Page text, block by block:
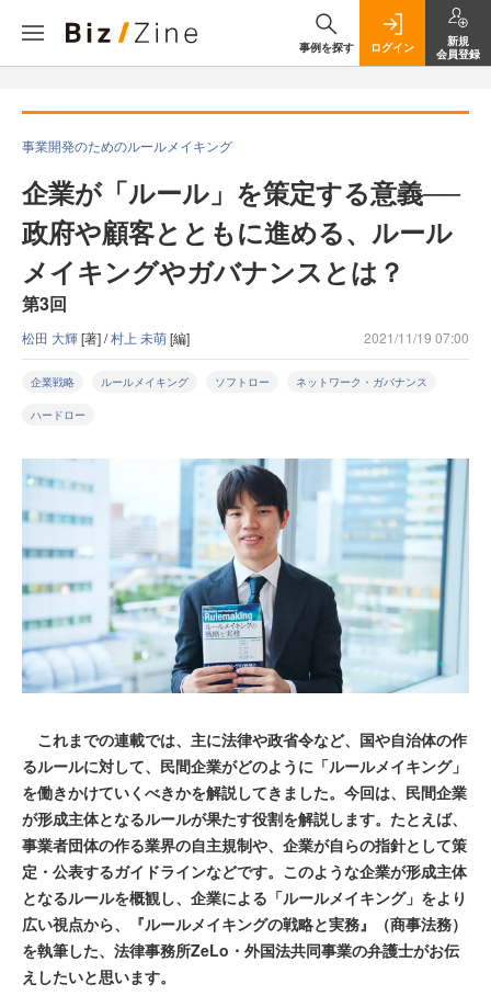
事例を探す ログイン
新規
会員登録
事業開発のためのルールメイキング
企業が「ルール」を策定する意義──
政府や顧客とともに進める、ルール
メイキングやガバナンスとは？
第3回
松田 大輝[著] /村上 未萌[編] 2021/11/19 07:00
企業戦略 ルールメイキング ソフトロー ネットワーク・ガバナンス
ハードロー
これまでの連載では、主に法律や政省令など、国や自治体の作
るルールに対して、民間企業がどのように「ルールメイキング」
を働きかけていくべきかを解説してきました。今回は、民間企業
が形成主体となるルールが果たす役割を解説します。たとえば、
事業者団体の作る業界の自主規制や、企業が自らの指針として策
定・公表するガイドラインなどです。このような企業が形成主体
となるルールを概観し、企業による「ルールメイキング」をより
広い視点から、『ルールメイキングの戦略と実務』（商事法務）
を執筆した、法律事務所ZeLo・外国法共同事業の弁護士がお伝
えしたいと思います。